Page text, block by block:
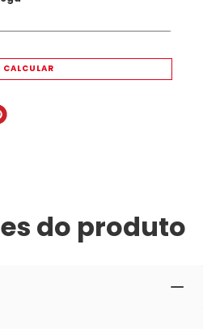
do produto